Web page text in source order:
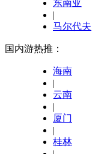
东南亚
|
马尔代夫
国内游热推：
海南
|
云南
|
厦门
|
桂林